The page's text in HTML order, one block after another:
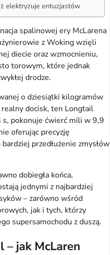
elektryzuje entuzjastów
spalinowej ery McLarena
z Woking wzięli
diecie oraz wzmocnieniu,
torowym, które jednak
drodze.
o dziesiątki kilogramów
docisk, ten Longtail
pokonuje ćwierć mili w 9,9
oferując precyzję
przedłużenie zmysłów
dobiegła końca,
jednymi z najbardziej
– zarówno wśród
jak i tych, którzy
supersamochodu z duszą.
– jak McLaren